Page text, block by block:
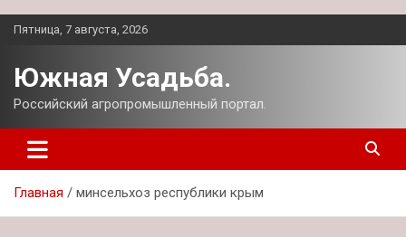
Перейти
Пятница, 7 августа, 2026
Южная Усадьба.
Российский агропромышленный портал.
Главная минсельхоз республики крым